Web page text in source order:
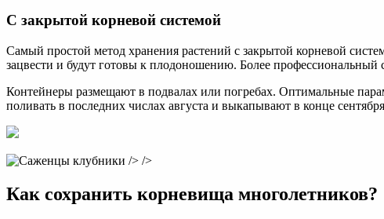
С закрытой корневой системой
Самый простой метод хранения растений с закрытой корневой
зацвести и будут готовы к плодоношению. Более профессиональный
Контейнеры размещают в подвалах или погребах. Оптимальные
поливать в последних числах августа и выкапывают в конце
/> />
Как сохранить корневища многолетников?